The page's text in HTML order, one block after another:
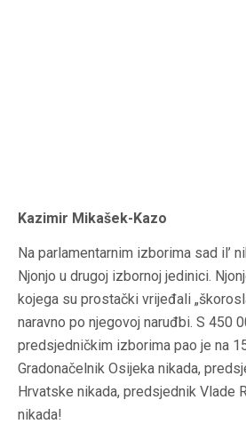
Kazimir Mikašek-Kazo
Na parlamentarnim izborima sad il’
Njonjo u drugoj izbornoj jedinici.
kojega su prostački vrijeđali
naravno po njegovoj naruđbi. S 450
predsjedničkim izborima pao je na
Gradonačelnik Osijeka nikada,
Hrvatske nikada, predsjednik Vlade
nikada!